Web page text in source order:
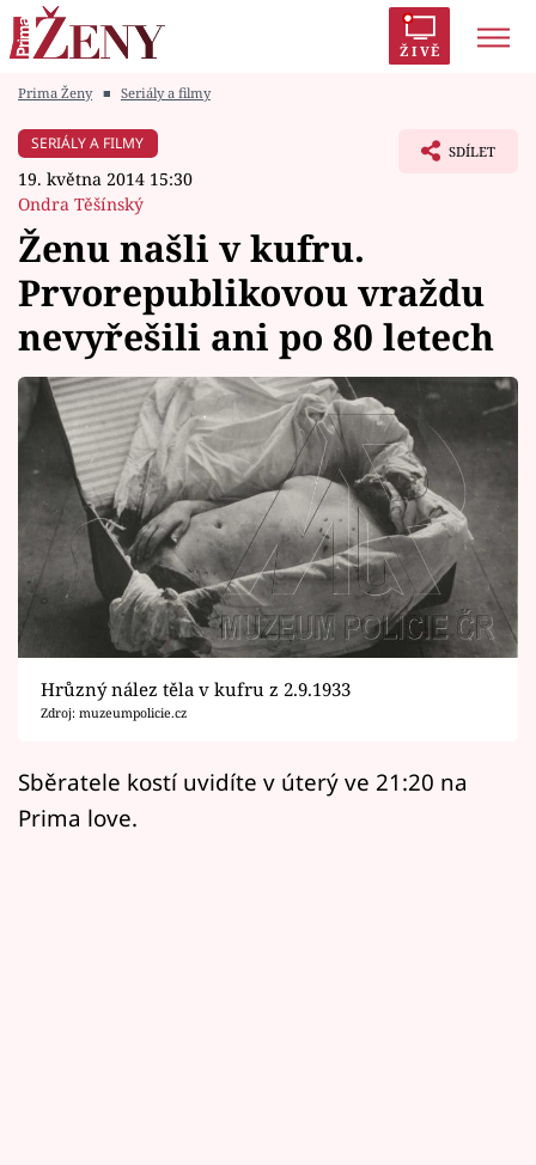
ŽIVĚ
Módní alarm
Témata
Celebrity
Vztahy
Seriály
Horoskopy
Sledujte prima+
Filmový festival Karlovy Vary
Pořady
Mámy sobě
Prima Ženy ■ Seriály a filmy
SERIÁLY A FILMY
19. května 2014 15:30
Ondra Těšínský
SDÍLET
Ženu našli v kufru.
Prvorepublikovou vraždu
nevyřešili ani po 80 letech
Hrůzný nález těla v kufru z 2.9.1933
Zdroj: muzeumpolicie.cz
Sběratele kostí uvidíte v úterý ve 21:20 na
Prima love.